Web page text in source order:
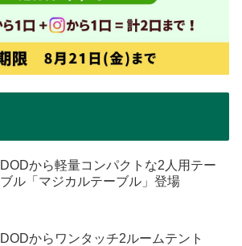
DODから軽量コンパクトな2人用テー
ブル「マジカルテーブル」登場
DODからワンタッチ2ルームテント